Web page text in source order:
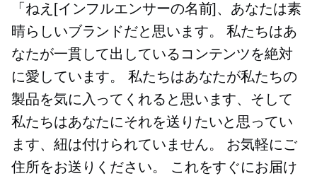
「ねえ[インフルエンサーの名前]、あなたは素
晴らしいブランドだと思います。 私たちはあ
なたが一貫して出しているコンテンツを絶対
に愛しています。 私たちはあなたが私たちの
製品を気に入ってくれると思います、そして
私たちはあなたにそれを送りたいと思ってい
ます、紐は付けられていません。 お気軽にご
住所をお送りください。 これをすぐにお届け